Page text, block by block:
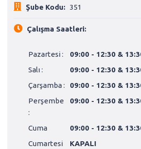
Şube Kodu: 351
Çalışma Saatleri:
Pazartesi :
09:00 - 12:30 &
Salı :
09:00 - 12:30 &
Çarşamba :
09:00 - 12:30 &
Perşembe
:
09:00 - 12:30 &
Cuma
09:00 - 12:30 &
Cumartesi
KAPALI